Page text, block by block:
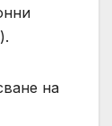
на